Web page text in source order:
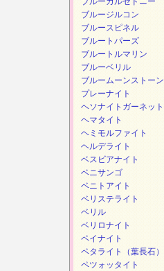
ブルージルコン
ブルースピネル
ブルートパーズ
ブルートルマリン
ブルーベリル
ブルームーンストーン
プレーナイト
ヘソナイトガーネット
ヘマタイト
ヘミモルファイト
ヘルデライト
ベスビアナイト
ベニサンゴ
ベニトアイト
ベリステライト
ベリル
ベリロナイト
ペイナイト
ペタライト（葉長石）
ペツォッタイト